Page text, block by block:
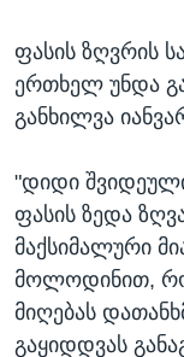
ფასის ზღვრის
ერთხელ უნდა
განხილვა
"დიდი
ფასის ზედა
მაქსიმალური
მოლოდინით,
მიღებას
გაყიდდვას